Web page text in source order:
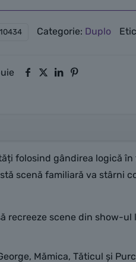
10434 Categorie: Duplo
folosind gândirea logică
scenă familiară va stârni
scene din show-ul
Mămica, Tăticul și